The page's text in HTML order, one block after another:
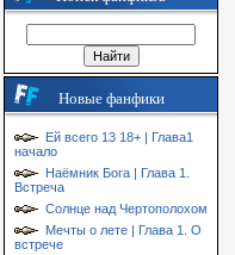
Новые фанфики
Ей всего 13 18+ | Глава1
начало
Наёмник Бога | Глава 1.
Встреча
Солнце над Чертополохом
Мечты о лете | Глава 1. О
встрече